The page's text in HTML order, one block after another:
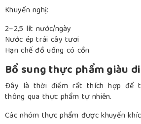
Khuyến nghị:
2–2,5 lít nước/ngày
Nước ép trái cây tươi
Hạn chế đồ uống có cồn
Bổ sung thực phẩm giàu
Đây là thời điểm rất thích hợp để
thông qua thực phẩm tự nhiên.
Các nhóm thực phẩm được khuyến